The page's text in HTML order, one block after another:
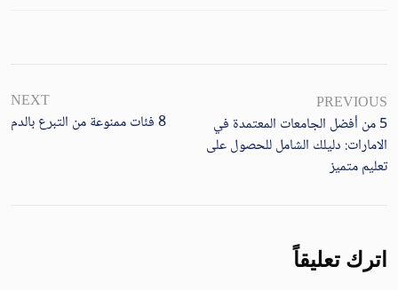
PREVIOUS
5 من أفضل الجامعات المعتمدة في
الامارات: دليلك الشامل للحصول على
تعليم متميز
NEXT
8 فئات ممنوعة من التبرع بالدم
اترك تعليقاً